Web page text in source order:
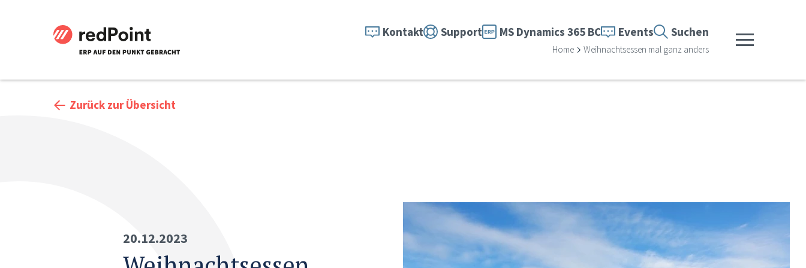
Kontakt Support MS Dynamics 365 BC Events Suchen
Home Weihnachtsessen mal ganz anders Menü
Zurück zur Übersicht
20.12.2023